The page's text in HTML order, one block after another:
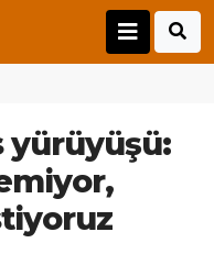
yürüyüşü: